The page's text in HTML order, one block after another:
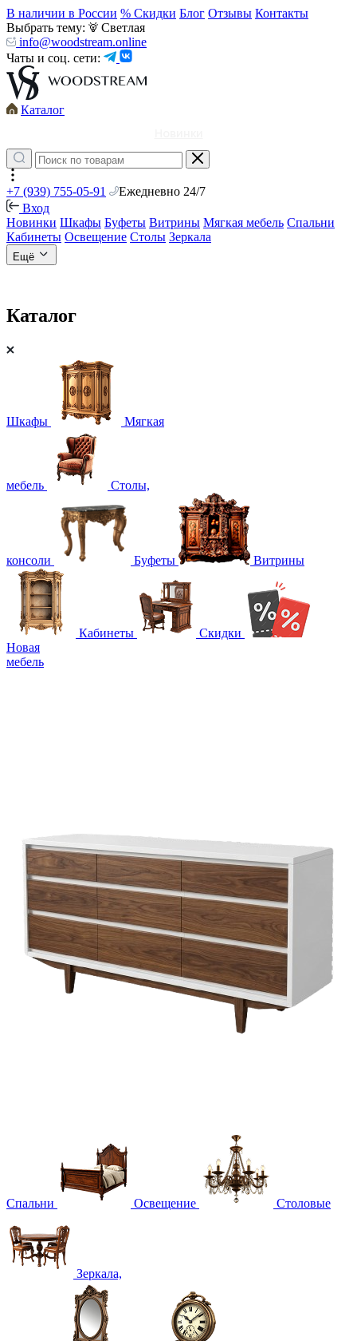
В наличии в России % Скидки Блог Отзывы Контакты
Выбрать тему:
Светлая
info@woodstream.online
Чаты и соц. сети:
Каталог
+7 (939) 755-05-91
Ежедневно 24/7
Вход
Новинки Шкафы Буфеты Витрины Мягкая мебель Спальни
Кабинеты Освещение Столы Зеркала
Ещё
Каталог
Шкафы Мягкая
мебель Столы,
консоли Буфеты Витрины
Кабинеты
Скидки
Новая
мебель
Спальни Освещение Столовые
Зеркала,